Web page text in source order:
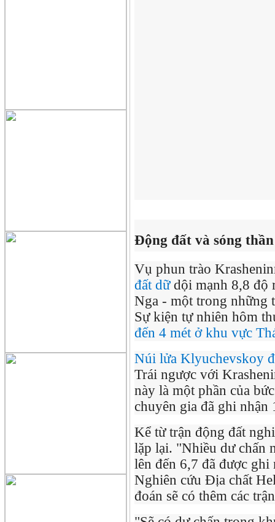
Động đất và sóng
Vụ phun trào
đất dữdội mạnh 8,8 độ
Nga - một trong những
Sự kiện tự nhiên hôm
đến 4 mét ở khu vực
Núi lửa Klyuchevskoy
Trái ngược với
này là một phần của
chuyên gia đã ghi
Kể từ trận động đất
lặp lại. "Nhiều dư chấn
lên đến 6,7 đã được
Nghiên cứu Địa chất
đoán sẽ có thêm các